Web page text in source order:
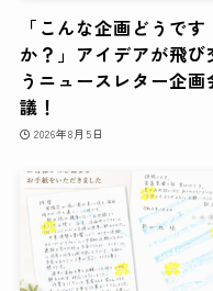
「こんな企画どうです
か？」アイデアが飛び
うニュースレター企画
議！
2026年8月5日